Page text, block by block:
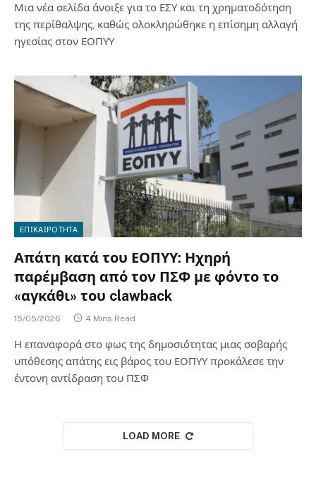
Μια νέα σελίδα άνοιξε για το ΕΣΥ και τη χρηματοδότηση
της περίθαλψης, καθώς ολοκληρώθηκε η επίσημη αλλαγή
ηγεσίας στον ΕΟΠΥΥ
ΕΠΙΚΑΙΡΟΤΗΤΑ
Απάτη κατά του ΕΟΠΥΥ: Ηχηρή
παρέμβαση από τον ΠΣΦ με φόντο το
«αγκάθι» του clawback
15/05/2026 4 Mins Read
Η επαναφορά στο φως της δημοσιότητας μιας σοβαρής
υπόθεσης απάτης εις βάρος του ΕΟΠΥΥ προκάλεσε την
έντονη αντίδραση του ΠΣΦ
LOAD MORE